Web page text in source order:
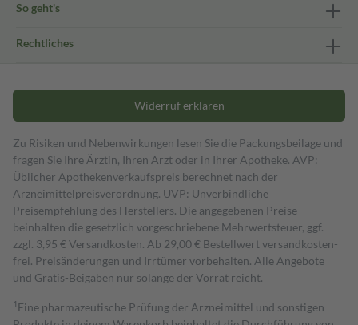
So geht's
Rechtliches
Widerruf erklären
Zu Risiken und Nebenwirkungen lesen Sie die Packungsbeilage und
fragen Sie Ihre Ärztin, Ihren Arzt oder in Ihrer Apotheke. AVP:
Üblicher Apothekenverkaufspreis berechnet nach der
Arzneimittelpreisverordnung. UVP: Unverbindliche
Preisempfehlung des Herstellers. Die angegebenen Preise
beinhalten die gesetzlich vorgeschriebene Mehrwertsteuer, ggf.
zzgl. 3,95 € Versandkosten. Ab 29,00 € Bestell­wert versand­kosten­
frei. Preisänderungen und Irrtümer vorbehalten. Alle Angebote
und Gratis-Beigaben nur solange der Vorrat reicht.
1 Eine pharmazeutische Prüfung der Arzneimittel und sonstigen